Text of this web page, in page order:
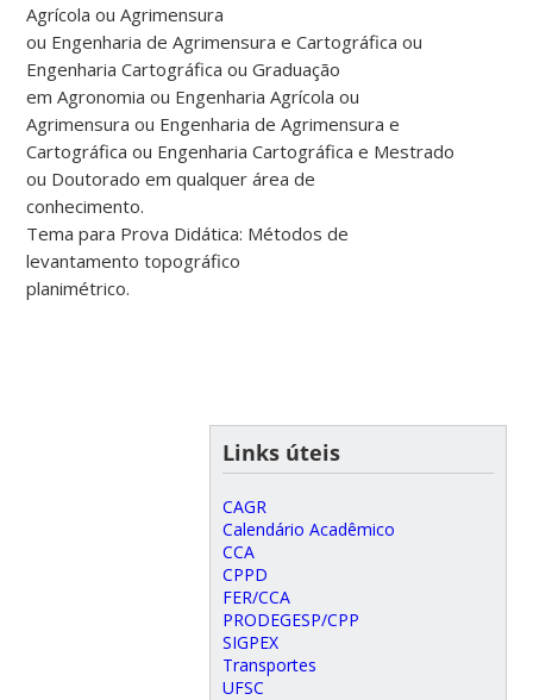
Agrícola ou Agrimensura
ou Engenharia de Agrimensura e Cartográfica ou
Engenharia Cartográfica ou Graduação
em Agronomia ou Engenharia Agrícola ou
Agrimensura ou Engenharia de Agrimensura e
Cartográfica ou Engenharia Cartográfica e Mestrado
ou Doutorado em qualquer área de
conhecimento.
Tema para Prova Didática: Métodos de
levantamento topográfico
planimétrico.
Links úteis
CAGR
Calendário Acadêmico
CCA
CPPD
FER/CCA
PRODEGESP/CPP
SIGPEX
Transportes
UFSC